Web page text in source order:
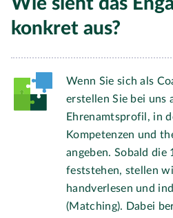
konkret aus?
Wenn Sie sich als
erstellen Sie bei uns
Ehrenamtsprofil, in
Kompetenzen und
angeben. Sobald die
feststehen, stellen
handverlesen und
(Matching). Dabei